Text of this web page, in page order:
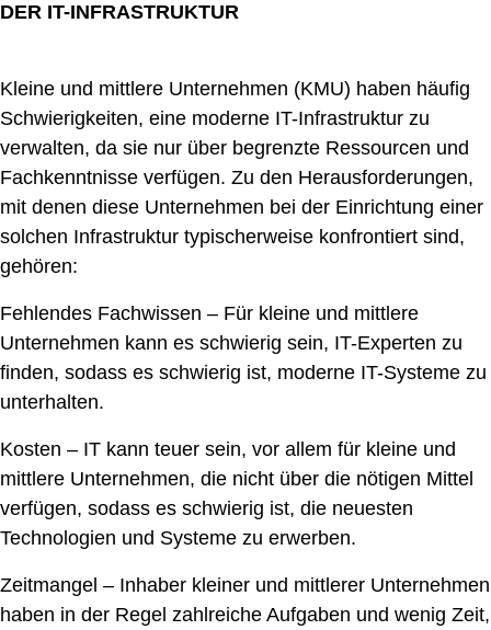
DER IT-INFRASTRUKTUR
Kleine und mittlere Unternehmen (KMU) haben häufig
Schwierigkeiten, eine moderne IT-Infrastruktur zu
verwalten, da sie nur über begrenzte Ressourcen und
Fachkenntnisse verfügen. Zu den Herausforderungen,
mit denen diese Unternehmen bei der Einrichtung einer
solchen Infrastruktur typischerweise konfrontiert sind,
gehören:
Fehlendes Fachwissen – Für kleine und mittlere
Unternehmen kann es schwierig sein, IT-Experten zu
finden, sodass es schwierig ist, moderne IT-Systeme zu
unterhalten.
Kosten – IT kann teuer sein, vor allem für kleine und
mittlere Unternehmen, die nicht über die nötigen Mittel
verfügen, sodass es schwierig ist, die neuesten
Technologien und Systeme zu erwerben.
Zeitmangel – Inhaber kleiner und mittlerer Unternehmen
haben in der Regel zahlreiche Aufgaben und wenig Zeit,